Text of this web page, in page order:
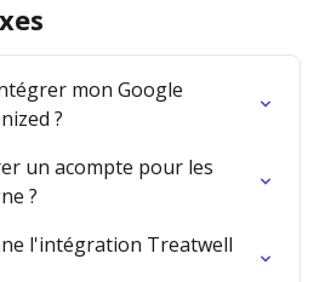
mon Google
?
un acompte pour les
?
l'intégration Treatwell